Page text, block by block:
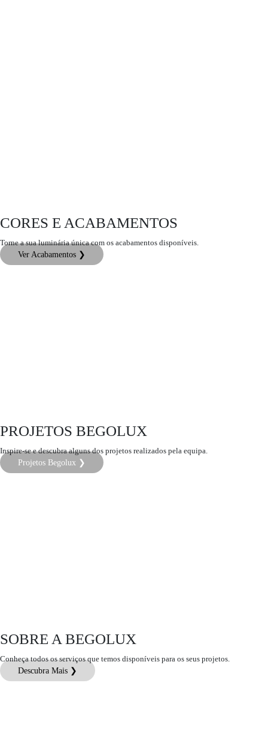
CORES E ACABAMENTOS
Torne a sua luminária única com os acabamentos disponíveis.
Ver Acabamentos ❯
PROJETOS BEGOLUX
Inspire-se e descubra alguns dos projetos realizados pela equipa.
Projetos Begolux ❯
SOBRE A BEGOLUX
Conheça todos os serviços que temos disponíveis para os seus projetos.
Descubra Mais ❯